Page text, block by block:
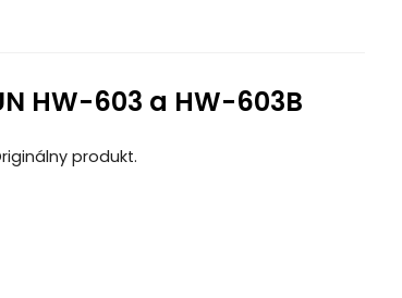
HW-603 a HW-603B
produkt.